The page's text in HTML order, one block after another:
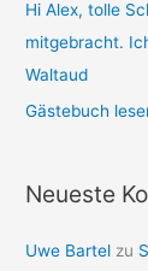
Hi Alex, tolle
mitgebracht.
Waltaud
Hall Alex ich
refen mach so
Heinz
Gästebuch
Neueste
Uwe Bartel zu